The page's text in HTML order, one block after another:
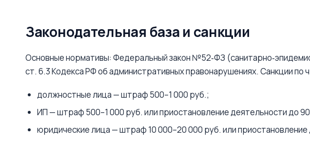
Законодательная база и санкции
Основные нормативы: Федеральный закон №52‑ФЗ
ст. 6.3 Кодекса РФ об административных правонарушениях. Санкции по
должностные лица — штраф 500–1 000 руб.;
ИП — штраф 500–1 000 руб. или приостановление деятельности до
юридические лица — штраф 10 000–20 000 руб. или приостановление